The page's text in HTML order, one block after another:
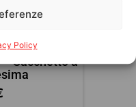
Policy
– Box